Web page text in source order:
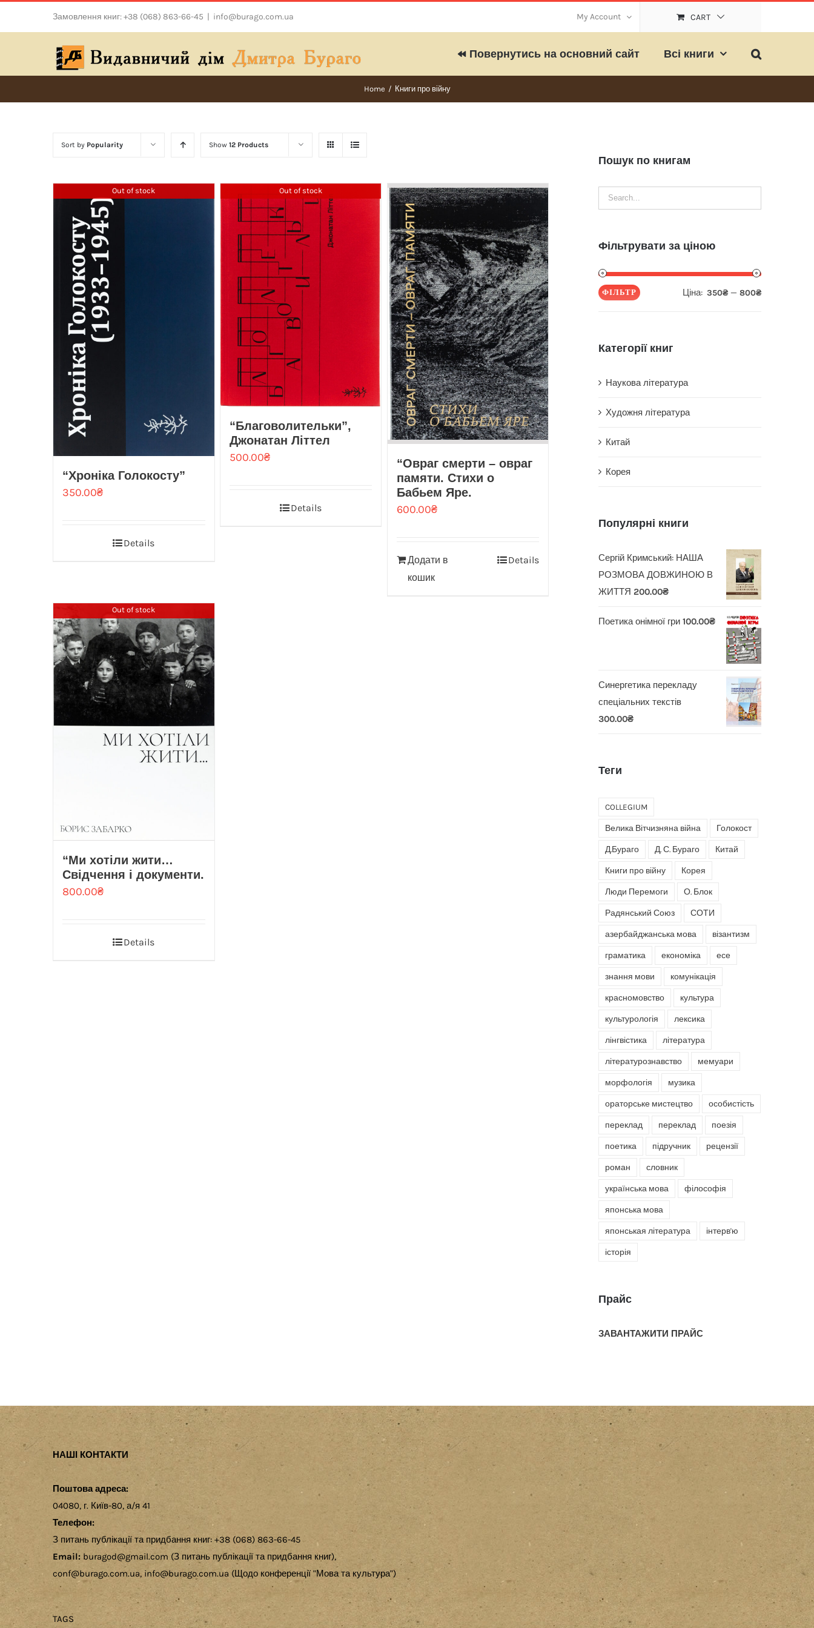
Замовлення книг: +38 (068) 863-66-45 | info@burago.com.ua My Account CART
Повернутись на основний сайт Всі книги
Home / Книги про війну
Sort by Popularity Show 12 Products
Out of stock
“Хроніка Голокосту”
350.00₴
Details
Out of stock
“Благоволительки”,
Джонатан Літтел
500.00₴
Details
“Овраг смерти – овраг
памяти. Стихи о
Бабьем Яре.
600.00₴
Додати в
кошик
Details
Out of stock
“Ми хотіли жити…
Свідчення і документи.
800.00₴
Details
Пошук по книгам
Фільтрувати за ціною
Мінімальна
Найбільша
ФІЛЬТР Ціна: 350₴ — 800₴
Категорії книг
Наукова література
Художня література
Китай
Корея
Популярні книги
Сергій Кримський: НАША
РОЗМОВА ДОВЖИНОЮ В
ЖИТТЯ 200.00₴
Поетика онімної гри 100.00₴
Синергетика перекладу
спеціальних текстів
300.00₴
Теги
COLLEGIUM
Велика Вітчизняна війна Голокост
Д.Бураго Д. С. Бураго Китай
Книги про війну Корея
Люди Перемоги О. Блок
Радянський Союз СОТИ
азербайджанська мова візантизм
граматика економіка есе
знання мови комунікація
красномовство культура
культурологія лексика
лінгвістика література
літературознавство мемуари
морфологія музика
ораторське мистецтво особистість
переклад переклад поезія
поетика підручник рецензії
роман словник
українська мова філософія
японська мова
японськая література інтерв'ю
історія
Прайс
ЗАВАНТАЖИТИ ПРАЙС
НАШІ КОНТАКТИ
Поштова адреса:
04080, г. Київ-80, а/я 41
Телефон:
З питань публікації та придбання книг: +38 (068) 863-66-45
Email: buragod@gmail.com (З питань публікації та придбання книг),
conf@burago.com.ua, info@burago.com.ua (Щодо конференції "Мова та культура")
TAGS